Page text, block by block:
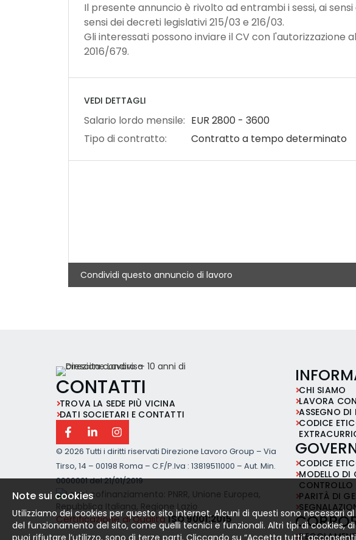
Note sui cookies
Utilizziamo dei cookies per questo sito internet. Alcuni di questi sono necessari
del funzionamento del sito, come quelli tecnici e funzionali. Altri tipi di cookies,
puoi rifiutare l’utilizzo, sono di terze parti. Cliccando su “Accetta tutti” acconsenti
Il presente annuncio è rivolto ad entrambi i sessi, ai
sensi dei decreti legislativi 215/03 e 216/03.
Gli interessati possono inviare il CV con l'autorizzazione
2016/679.
VEDI DETTAGLI
Salario lordo mensile: EUR 2800 - 3600
Tipo di contratto:
Contratto a tempo determinato
Condividi questo annuncio di lavoro
CONTATTI
TROVA LA SEDE PIÙ VICINA
DATI SOCIETARI E CONTATTI
© 2026 Tutti i diritti riservati Direzione Lavoro Group – Via
Tirso, 14 – 00198 Roma – C.F/P.Iva : 13819511000 – Aut. Min.
0000001 del 21/01/2019
Certificazione di Qualità ISO 9001:2015
CHI SIAMO
LAVORA
ASSEGNO DI
CODICE
CODICE
MODELLO DI
CONTROLLO
PARITÀ DI